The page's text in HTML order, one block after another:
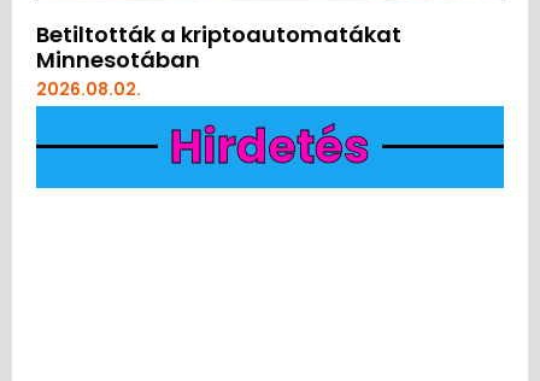
Betiltották a kriptoautomatákat
Minnesotában
2026.08.02.
Hirdetés